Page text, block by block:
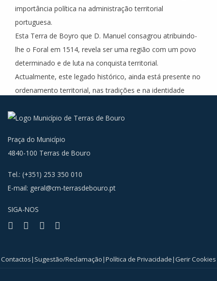
importância política na administração territorial
portuguesa.
Esta Terra de Boyro que D. Manuel consagrou atribuindo-
lhe o Foral em 1514, revela ser uma região com um povo
determinado e de luta na conquista territorial.
Actualmente, este legado histórico, ainda está presente no
ordenamento territorial, nas tradições e na identidade
Praça do Município
4840-100 Terras de Bouro
Tel.: (+351) 253 350 010
E-mail: geral@cm-terrasdebouro.pt
SIGA-NOS
Facebook
Youtube
Instagram
Contactos| Sugestão/Reclamação|Política de Privacidade|Gerir Cookies